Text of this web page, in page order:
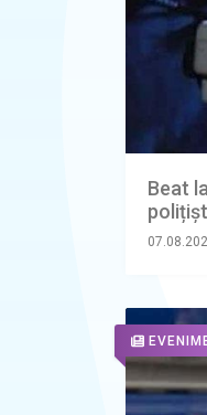
Beat